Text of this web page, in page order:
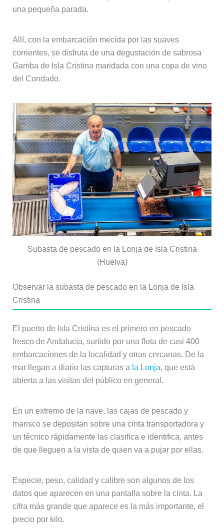
una pequeña parada.
Allí, con la embarcación mecida por las suaves
corrientes, se disfruta de una degustación de sabrosa
Gamba de Isla Cristina maridada con una copa de vino
del Condado.
Subasta de pescado en la Lonja de Isla Cristina
(Huelva)
Observar la subasta de pescado en la Lonja de Isla
Cristina
El puerto de Isla Cristina es el primero en pescado
fresco de Andalucía, surtido por una flota de casi 400
embarcaciones de la localidad y otras cercanas. De la
mar llegan a diario las capturas a la Lonja, que está
abierta a las visitas del público en general.
En un extremo de la nave, las cajas de pescado y
marisco se depositan sobre una cinta transportadora y
un técnico rápidamente las clasifica e identifica, antes
de que lleguen a la vista de quien va a pujar por ellas.
Especie, peso, calidad y calibre son algunos de los
datos que aparecen en una pantalla sobre la cinta. La
cifra más grande que aparece es la más importante, el
precio por kilo.